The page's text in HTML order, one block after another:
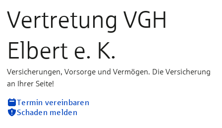
Vertretung VGH
Elbert e. K.
Versicherungen, Vorsorge und Vermögen. Die Versicherung
an Ihrer Seite!
Termin vereinbaren
Schaden melden